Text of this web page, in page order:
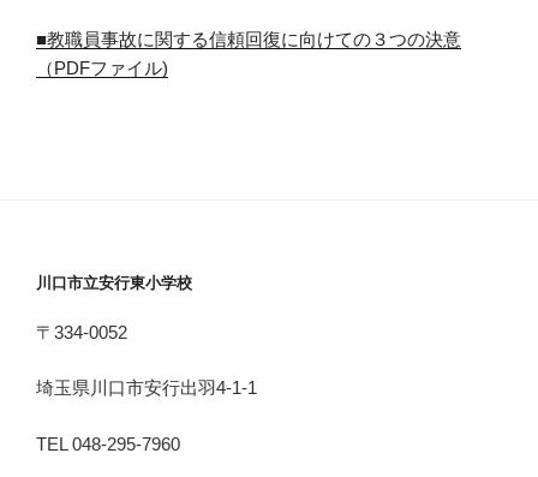
■教職員事故に関する信頼回復に向けての３つの決意
（PDFファイル)
川口市立安行東小学校
〒334-0052
埼玉県川口市安行出羽4-1-1
TEL 048-295-7960